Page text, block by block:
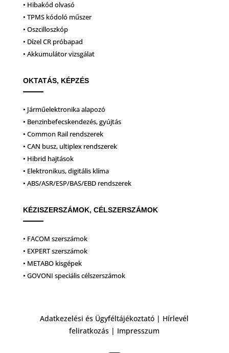
• Hibakód olvasó
• TPMS kódoló műszer
• Oszcilloszkóp
• Dízel CR próbapad
• Akkumulátor vizsgálat
OKTATÁS, KÉPZÉS
• Járműelektronika alapozó
• Benzinbefecskendezés, gyújtás
• Common Rail rendszerek
• CAN busz, ultiplex rendszerek
• Hibrid hajtások
• Elektronikus, digitális klíma
• ABS/ASR/ESP/BAS/EBD rendszerek
KÉZISZERSZÁMOK, CÉLSZERSZÁMOK
• FACOM szerszámok
• EXPERT szerszámok
• METABO kisgépek
• GOVONI speciális célszerszámok
Adatkezelési és Ügyféltájékoztató | Hírlevél
feliratkozás | Impresszum